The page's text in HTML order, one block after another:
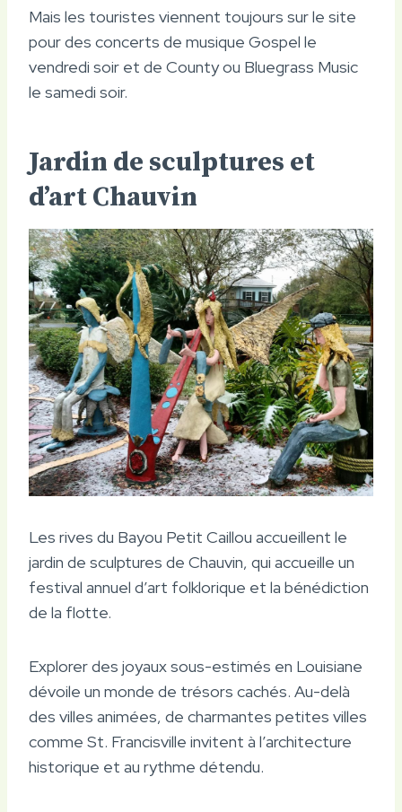
Mais les touristes viennent toujours sur le site
pour des concerts de musique Gospel le
vendredi soir et de County ou Bluegrass Music
le samedi soir.
Jardin de sculptures et
d’art Chauvin
Les rives du Bayou Petit Caillou accueillent le
jardin de sculptures de Chauvin, qui accueille un
festival annuel d’art folklorique et la bénédiction
de la flotte.
Explorer des joyaux sous-estimés en Louisiane
dévoile un monde de trésors cachés. Au-delà
des villes animées, de charmantes petites villes
comme St. Francisville invitent à l’architecture
historique et au rythme détendu.